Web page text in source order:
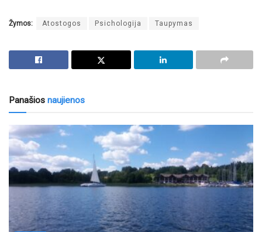
Žymos: Atostogos Psichologija Taupymas
Panašios naujienos